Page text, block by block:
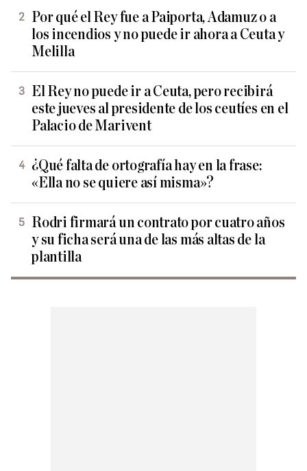
Por qué el Rey fue a Paiporta, Adamuz o a
los incendios y no puede ir ahora a Ceuta y
Melilla
El Rey no puede ir a Ceuta, pero recibirá
este jueves al presidente de los ceutíes en el
Palacio de Marivent
¿Qué falta de ortografía hay en la frase:
«Ella no se quiere así misma»?
Rodri firmará un contrato por cuatro años
y su ficha será una de las más altas de la
plantilla